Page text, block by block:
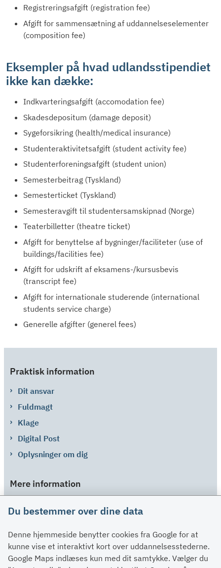
Registreringsafgift (registration fee)
Afgift for sammensætning af uddannelseselementer
(composition fee)
Eksempler på hvad udlandsstipendiet
ikke kan dække:
Indkvarteringsafgift (accomodation fee)
Skadesdepositum (damage deposit)
Sygeforsikring (health/medical insurance)
Studenteraktivitetsafgift (student activity fee)
Studenterforeningsafgift (student union)
Semesterbeitrag (Tyskland)
Semesterticket (Tyskland)
Semesteravgift til studentersamskipnad (Norge)
Teaterbilletter (theatre ticket)
Afgift for benyttelse af bygninger/faciliteter (use of
buildings/facilities fee)
Afgift for udskrift af eksamens-/kursusbevis
(transcript fee)
Afgift for internationale studerende (international
students service charge)
Generelle afgifter (generel fees)
Praktisk information
Dit ansvar
Fuldmagt
Klage
Digital Post
Oplysninger om dig
Mere information
Spørgsmål og svar
Kontakt
Du bestemmer over dine data
Denne hjemmeside benytter cookies fra Google for at
kunne vise et interaktivt kort over uddannelsesstederne.
Google Maps indlæses kun med dit samtykke. Vælger du